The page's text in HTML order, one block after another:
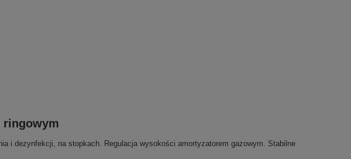
ringowym
i dezynfekcji, na stopkach. Regulacja wysokości amortyzatorem gazowym. Stabilne